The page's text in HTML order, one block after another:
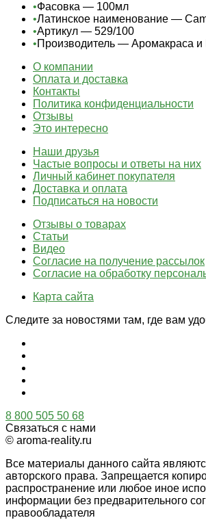
•Фасовка — 100мл
•Латинское наименование —
•Артикул — 529/100
•Производитель — Аромакраса и
О компании
Оплата и доставка
Контакты
Политика конфиденциальности
Отзывы
Это интересно
Наши друзья
Частые вопросы и ответы на них
Личный кабинет покупателя
Доставка и оплата
Подписаться на новости
Отзывы о товарах
Статьи
Видео
Согласие на получение рассылок
Согласие на обработку
Карта сайта
Следите за новостями там, где вам
8 800 505 50 68
Связаться с нами
© aroma-reality.ru
Все материалы данного сайта
авторского права. Запрещается
распространение или любое иное
информации без предварительного
правообладателя